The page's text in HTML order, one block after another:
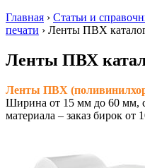
Главная › Статьи и
печати › Ленты ПВХ
Ленты ПВХ
Ленты ПВХ
Ширина от 15 мм до 60 мм,
материала – заказ бирок от